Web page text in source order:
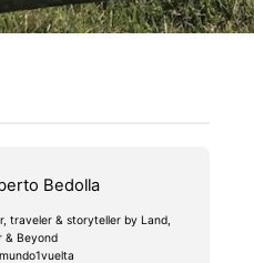
Bedolla
traveler & storyteller by Land,
& Beyond